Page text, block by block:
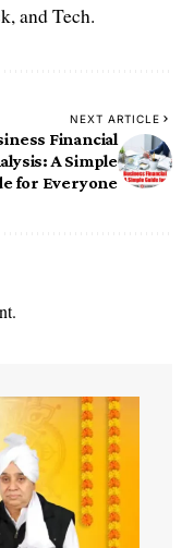
and Tech.
NEXT ARTICLE
Financial
A Simple
for Everyone